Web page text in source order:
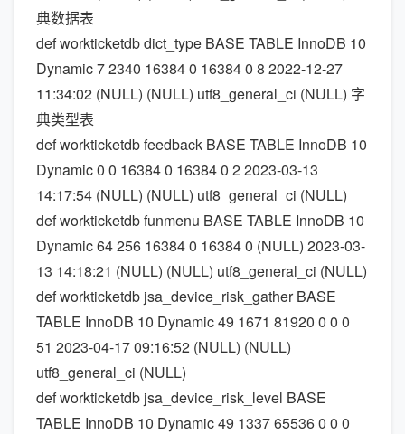
典数据表
def workticketdb dict_type BASE TABLE InnoDB 10
Dynamic 7 2340 16384 0 16384 0 8 2022-12-27
11:34:02 (NULL) (NULL) utf8_general_ci (NULL) 字
典类型表
def workticketdb feedback BASE TABLE InnoDB 10
Dynamic 0 0 16384 0 16384 0 2 2023-03-13
14:17:54 (NULL) (NULL) utf8_general_ci (NULL)
def workticketdb funmenu BASE TABLE InnoDB 10
Dynamic 64 256 16384 0 16384 0 (NULL) 2023-03-
13 14:18:21 (NULL) (NULL) utf8_general_ci (NULL)
def workticketdb jsa_device_risk_gather BASE
TABLE InnoDB 10 Dynamic 49 1671 81920 0 0 0
51 2023-04-17 09:16:52 (NULL) (NULL)
utf8_general_ci (NULL)
def workticketdb jsa_device_risk_level BASE
TABLE InnoDB 10 Dynamic 49 1337 65536 0 0 0